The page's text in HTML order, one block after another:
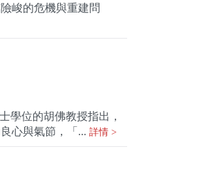
峻的危機與重建問
學位的胡佛教授指出，
心與氣節，「... 詳情 >